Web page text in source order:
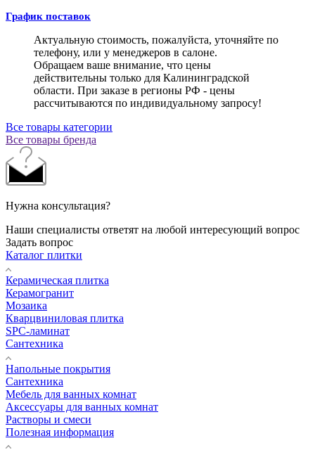
График поставок
Актуальную стоимость, пожалуйста, уточняйте по
телефону, или у менеджеров в салоне.
Обращаем ваше внимание, что цены
действительны только для Калининградской
области. При заказе в регионы РФ - цены
рассчитываются по индивидуальному запросу!
Все товары категории
Все товары бренда
Нужна консультация?
Наши специалисты ответят на любой интересующий вопрос
Задать вопрос
Каталог плитки
Керамическая плитка
Керамогранит
Мозаика
Кварцвиниловая плитка
SPC-ламинат
Сантехника
Напольные покрытия
Сантехника
Мебель для ванных комнат
Аксессуары для ванных комнат
Растворы и смеси
Полезная информация